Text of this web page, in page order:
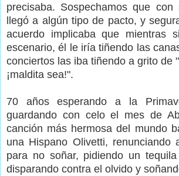
precisaba. Sospechamos que con
llegó a algún tipo de pacto, y
acuerdo implicaba que mientras
escenario, él le iría tiñendo las
conciertos las iba tiñendo a grito de
¡maldita sea!".
70 años esperando a la
guardando con celo el mes de
canción más hermosa del mundo
una Hispano Olivetti, renunciando
para no soñar, pidiendo un
disparando contra el olvido y